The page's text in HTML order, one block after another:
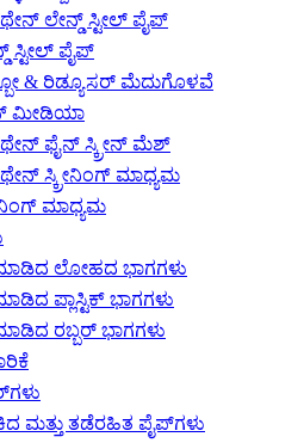
ಲೇನ್ಡ್ ಸ್ಟೀಲ್ ಪೈಪ್
ಸ್ಟೀಲ್ ಪೈಪ್
& ರಿಡ್ಯೂಸರ್ ಮೆದುಗೊಳವೆ
ಮೀಡಿಯಾ
ಫೈನ್ ಸ್ಕ್ರೀನ್ ಮೆಶ್
ಸ್ಕ್ರೀನಿಂಗ್ ಮಾಧ್ಯಮ
ಮಾಧ್ಯಮ
ಲೋಹದ ಭಾಗಗಳು
ಪ್ಲಾಸ್ಟಿಕ್ ಭಾಗಗಳು
ರಬ್ಬರ್ ಭಾಗಗಳು
ಮತ್ತು ತಡೆರಹಿತ ಪೈಪ್‌ಗಳು